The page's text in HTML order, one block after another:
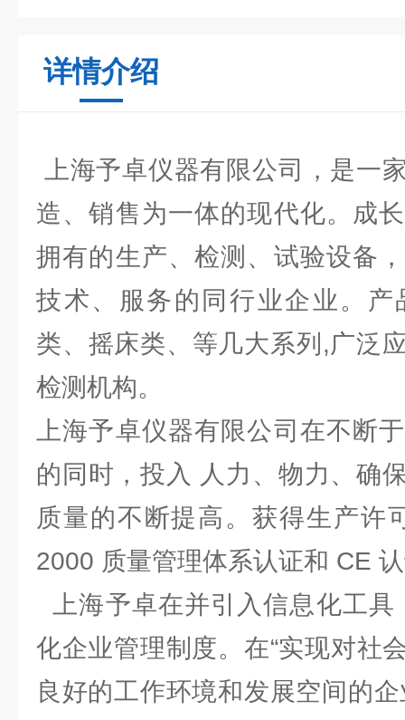
详情介绍
上海予卓仪器有限公司，是一
造、销售为一体的现代化。成
拥有的生产、检测、试验设备
技术、服务的同行业企业。产
类、摇床类、等几大系列,广泛
检测机构。
上海予卓仪器有限公司在不断
的同时，投入 人力、物力、确
质量的不断提高。获得生产许
2000 质量管理体系认证和
上海予卓在并引入信息化工具
化企业管理制度。在“实现对社
良好的工作环境和发展空间的